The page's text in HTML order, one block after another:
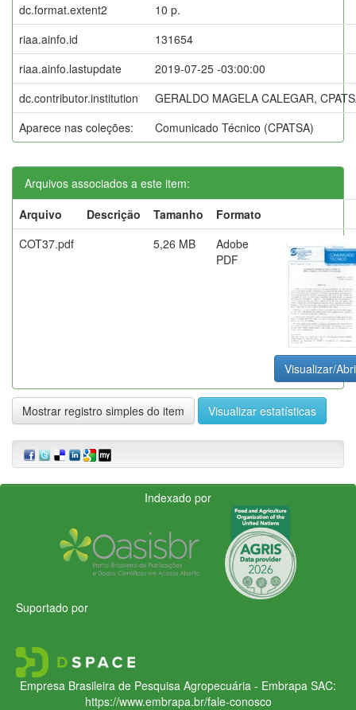
dc.format.extent2
10 p.
riaa.ainfo.id
131654
riaa.ainfo.lastupdate
2019-07-25 -03:00:00
dc.contributor.institution
GERALDO MAGELA CALEGAR,
Aparece nas coleções:
Comunicado Técnico (CPATSA)
Arquivos associados a este item:
Arquivo
Descrição Tamanho
Formato
COT37.pdf
5,26 MB
Adobe
PDF
Visualizar/
Mostrar registro simples do item Visualizar estatísticas
Indexado por
Suportado por
Empresa Brasileira de Pesquisa Agropecuária - Embrapa SAC:
https://www.embrapa.br/fale-conosco